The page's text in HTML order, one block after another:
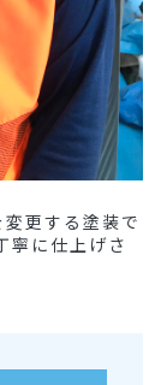
更する塗装で
寧に仕上げさ